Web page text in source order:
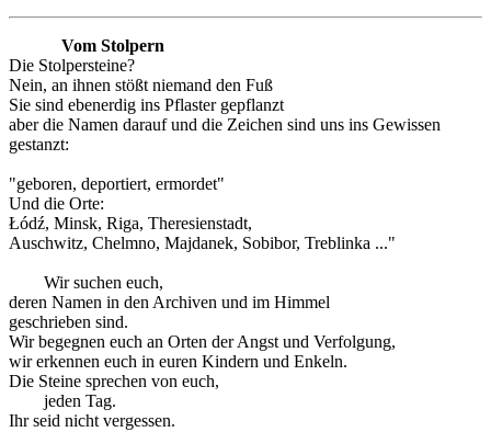
Vom Stolpern
Die Stolpersteine?
Nein, an ihnen stößt niemand den Fuß
Sie sind ebenerdig ins Pflaster gepflanzt
aber die Namen darauf und die Zeichen sind uns ins Gewissen
gestanzt:
"geboren, deportiert, ermordet"
Und die Orte:
Łódź, Minsk, Riga, Theresienstadt,
Auschwitz, Chelmno, Majdanek, Sobibor, Treblinka ..."
Wir suchen euch,
deren Namen in den Archiven und im Himmel
geschrieben sind.
Wir begegnen euch an Orten der Angst und Verfolgung,
wir erkennen euch in euren Kindern und Enkeln.
Die Steine sprechen von euch,
jeden Tag.
Ihr seid nicht vergessen.